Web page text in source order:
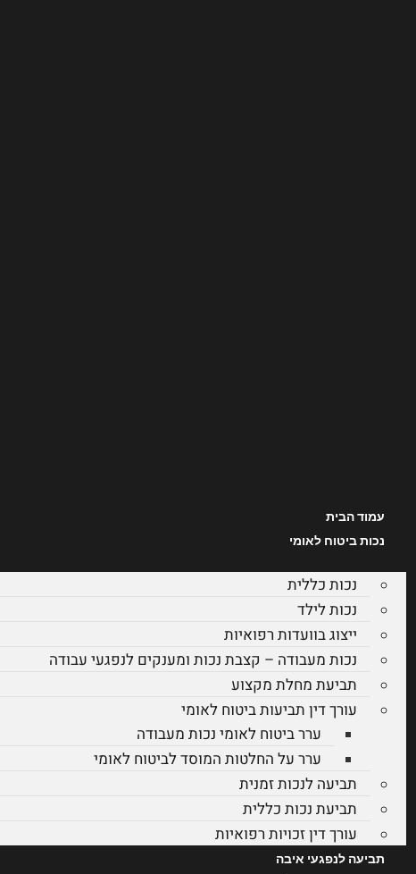
עמוד הבית
נכות ביטוח לאומי
נכות כללית
נכות לילד
ייצוג בוועדות רפואיות
נכות מעבודה – קצבת נכות ומענקים לנפגעי עבודה
תביעת מחלת מקצוע
עורך דין תביעות ביטוח לאומי
ערר ביטוח לאומי נכות מעבודה
ערר על החלטות המוסד לביטוח לאומי
תביעה לנכות זמנית
תביעת נכות כללית
עורך דין זכויות רפואיות
תביעה לנפגעי איבה